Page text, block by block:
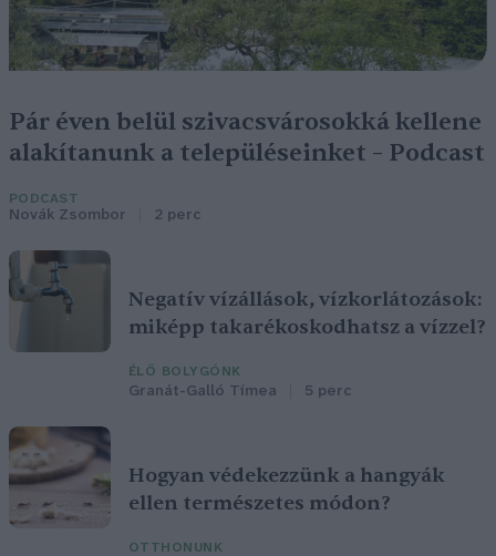
Pár éven belül szivacsvárosokká kellene
alakítanunk a településeinket – Podcast
PODCAST
Novák Zsombor 2 perc
Negatív vízállások, vízkorlátozások:
miképp takarékoskodhatsz a vízzel?
ÉLŐ BOLYGÓNK
Granát-Galló Tímea 5 perc
Hogyan védekezzünk a hangyák
ellen természetes módon?
OTTHONUNK